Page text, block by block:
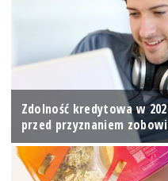
Zdolność kredytowa w
przed przyznaniem